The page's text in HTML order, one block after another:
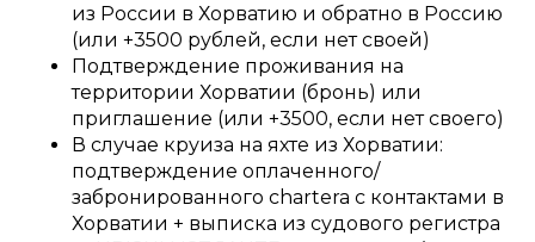
из России в Хорватию и обратно в Россию
(или +3500 рублей, если нет своей)
Подтверждение проживания на
территории Хорватии (бронь) или
приглашение (или +3500, если нет своего)
В случае круиза на яхте из Хорватии:
подтверждение оплаченного/
забронированного chartera с контактами в
Хорватии + выписка из судового регистра